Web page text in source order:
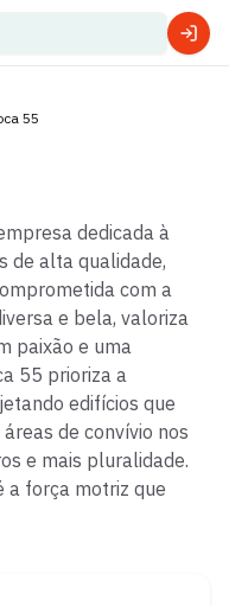
55
dedicada à
de alta qualidade,
com a
e bela, valoriza
paixão e uma
55 prioriza a
edifícios que
de convívio nos
e mais pluralidade.
a força motriz que